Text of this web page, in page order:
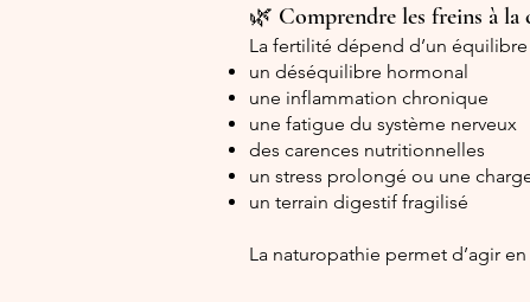
🌿 Comprendre les freins à la
La fertilité dépend d’un
un déséquilibre hormonal
une inflammation chronique
une fatigue du système nerveux
des carences nutritionnelles
un stress prolongé ou une
un terrain digestif fragilisé
La naturopathie permet d’agir